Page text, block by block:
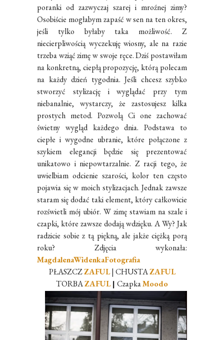
poranki od zazwyczaj szarej i mroźnej zimy?
Osobiście mogłabym zapaść w sen na ten okres,
jeśli tylko byłaby taka możliwość. Z
niecierpliwością wyczekuję wiosny, ale na razie
trzeba wziąć zimę w swoje ręce. Dziś postawiłam
na konkretną, ciepłą propozycję, którą polecam
na każdy dzień tygodnia. Jeśli chcesz szybko
stworzyć stylizację i wyglądać przy tym
niebanalnie, wystarczy, że zastosujesz kilka
prostych metod. Pozwolą Ci one zachować
świetny wygląd każdego dnia. Podstawa to
ciepłe i wygodne ubranie, które połączone z
szykiem elegancji będzie się prezentować
unikatowo i niepowtarzalnie. Z racji tego, że
uwielbiam odcienie szarości, kolor ten często
pojawia się w moich stylizacjach. Jednak zawsze
staram się dodać taki element, który całkowicie
rozświetli mój ubiór. W zimę stawiam na szale i
czapki, które zawsze dodają wdzięku. A Wy? Jak
radzicie sobie z tą piękną, ale jakże ciężką porą
roku? Zdjęcia wykonała:
MagdalenaWidenkaFotografia
PŁASZCZZAFUL| CHUSTAZAFUL
TORBAZAFUL| CzapkaMoodo